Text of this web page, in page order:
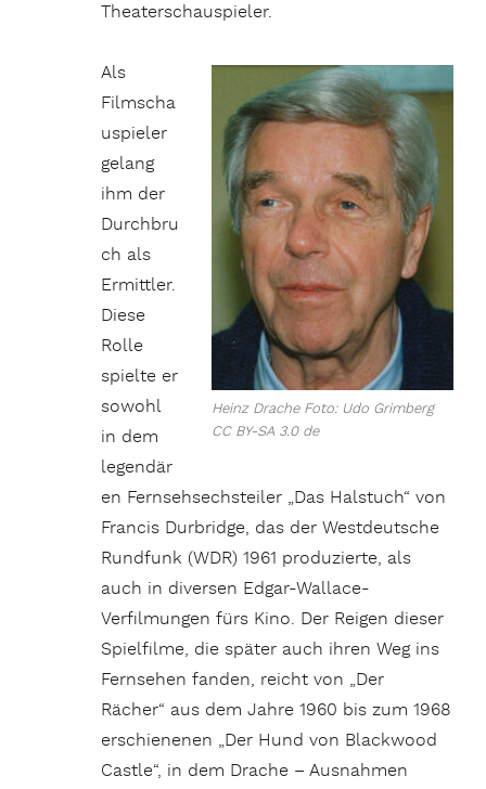
Theaterschauspieler.
Heinz Drache Foto: Udo Grimberg
CC BY-SA 3.0 de
Als
Filmscha
uspieler
gelang
ihm der
Durchbru
ch als
Ermittler.
Diese
Rolle
spielte er
sowohl
in dem
legendär
en Fernsehsechsteiler „Das Halstuch“ von
Francis Durbridge, das der Westdeutsche
Rundfunk (WDR) 1961 produzierte, als
auch in diversen Edgar-Wallace-
Verfilmungen fürs Kino. Der Reigen dieser
Spielfilme, die später auch ihren Weg ins
Fernsehen fanden, reicht von „Der
Rächer“ aus dem Jahre 1960 bis zum 1968
erschienenen „Der Hund von Blackwood
Castle“, in dem Drache – Ausnahmen